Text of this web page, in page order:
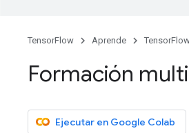
TensorFlow Aprende
Formación
Ejecutar en Google Colab